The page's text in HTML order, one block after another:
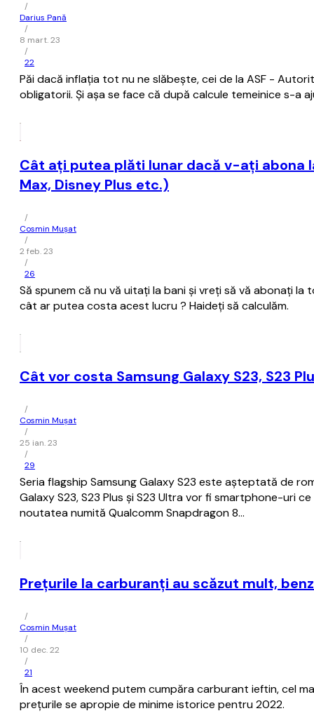
/
Darius Pană
/
8 mart. 23
/
22
Păi dacă inflația tot nu ne slăbește, cei de la ASF -
obligatorii. Și așa se face că după calcule temeinice s-a
Cât aţi putea plăti lunar dacă v-aţi abona
Max, Disney Plus etc.)
/
Cosmin Mușat
/
2 feb. 23
/
26
Să spunem că nu vă uitaţi la bani şi vreţi să vă abonaţi
cât ar putea costa acest lucru ? Haideţi să calculăm.
Cât vor costa Samsung Galaxy S23, S23
/
Cosmin Mușat
/
25 ian. 23
/
29
Seria flagship Samsung Galaxy S23 este aşteptată de
Galaxy S23, S23 Plus şi S23 Ultra vor fi smartphone-uri
noutatea numită Qualcomm Snapdragon 8…
Preţurile la carburanţi au scăzut mult,
/
Cosmin Mușat
/
10 dec. 22
/
21
În acest weekend putem cumpăra carburant ieftin, cel
preţurile se apropie de minime istorice pentru 2022.